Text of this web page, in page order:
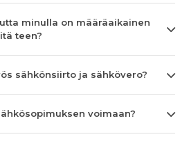
minulla on määräaikainen
teen?
sähkönsiirto ja sähkövero?
voimaan?